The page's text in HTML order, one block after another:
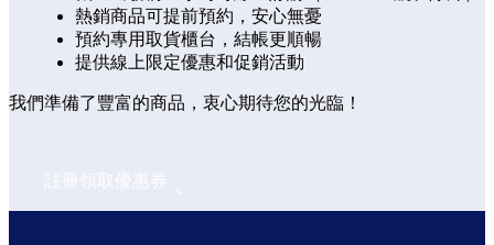
熱銷商品可提前預約，安心無憂
預約專用取貨櫃台，結帳更順暢
提供線上限定優惠和促銷活動
我們準備了豐富的商品，衷心期待您的光臨！